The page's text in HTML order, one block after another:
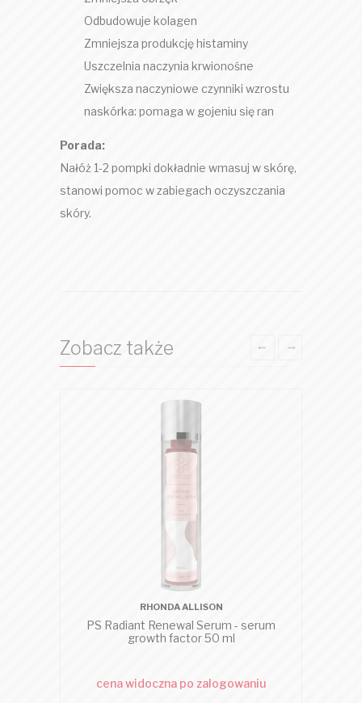
Odbudowuje kolagen
Zmniejsza produkcję histaminy
Uszczelnia naczynia krwionośne
Zwiększa naczyniowe czynniki wzrostu
naskórka: pomaga w gojeniu się ran
Porada:
Nałóż 1-2 pompki dokładnie wmasuj w skórę,
stanowi pomoc w zabiegach oczyszczania
skóry.
Zobacz także
RHONDA ALLISON
PS Radiant Renewal Serum - serum
growth factor 50 ml
cena widoczna po zalogowaniu